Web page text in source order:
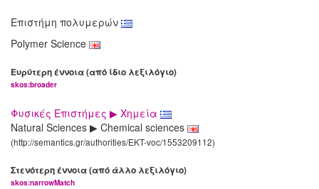
Επιστήμη πολυμερών
Polymer Science
Ευρύτερη έννοια (από ίδιο λεξιλόγιο)
skos:broader
Φυσικές Επιστήμες ▶ Χημεία
Natural Sciences ▶ Chemical sciences
(http://semantics.gr/authorities/EKT-voc/1553209112)
Στενότερη έννοια (από άλλο λεξιλόγιο)
skos:narrowMatch